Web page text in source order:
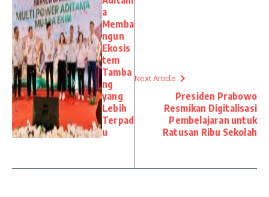
a
Memba
ngun
Ekosis
tem
Tamba
ng
yang
Lebih
Terpad
u
Next Article
Presiden Prabowo
Resmikan Digitalisasi
Pembelajaran untuk
Ratusan Ribu Sekolah